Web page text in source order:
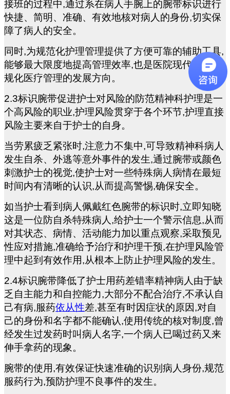
接班的过程中,通过系在病人手腕上的腕带标识进行
快捷、简明、准确、有效地核对病人的身份,切实保
障了病人的安全。
同时,为规范化护理管理提供了方便可靠的辅助工具,
能够最大限度地提高管理效率,也是医院现代化、正
规化医疗管理的发展方向。
2.3标识腕带促进护士对风险的防范精神科护理是一
个高风险的职业,护理风险贯穿于各个环节,护理直接
风险主要来自于护士的自身。
当劳累疲乏紧张时,注意力不集中,可导致精神科病人
发生自杀、外逃等意外事件的发生,通过腕带或颜色
刺激护士的视觉,使护士对一些特殊病人病情在最短
时间内有清晰的认识,从而提高警惕,确保安全。
如当护士看到病人佩戴红色腕带的标识时,立即知晓
这是一位防自杀特殊病人,给护士一个警示信息,从而
对其状态、病情、活动能力加以重点观察,采取预见
性应对措施,准确给予治疗和护理干预,在护理风险管
理中起到有效作用,从根本上防止护理风险的发生。
2.4标识腕带降低了护士用药差错率精神病人由于缺
乏自主能力和自控能力,大部分不配合治疗,不承认自
己有病,服药依从性差,甚至有时因症状的原因,对自
己的身份和名字都不能确认,使用传统的核对制度,曾
经发生过发药时叫病人名字,一个病人已喝过药又来
伸手拿药的现象。
腕带的使用,有效保证快速准确的识别病人身份,规范
服药行为,预防护理不良事件的发生。